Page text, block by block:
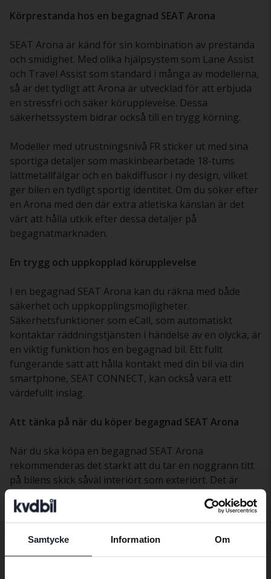
Samtycke Information Om
Körprestanda hos en begagnad SEAT Arona
SEAT Arona är känd för sin kombination av prestanda
och smidighet. Med olika hjälpsystem som Lane Assist
och Travel Assist som standard i många av modellerna,
så är det tydligt att Arona är utvecklad för att erbjuda
en stressfri och säker körupplevelse. Dessa
säkerhetssystem bidrar också till en trygg körning.
Modeller med utrustningsnivå FR sticker ut med sina
sportiga detaljer som maskinbearbetade 18-tums
lättmetallfälgar och en bakdiffusor i ny design, vilket
ger bilen en tydligt sportig identitet. Om du söker efter
en Arona med den där extra atletiska känslan är det
värt att hålla utkik efter dessa detaljer på
begagnatmarknaden.
En trygg och uppkopplad körupplevelse
I en begagnad SEAT Arona kan du räkna med både
säkerhet och uppkopplingsmöjligheter.
Säkerhetsfunktioner som eCall, som automatiskt
kontaktar räddningstjänsten i händelse av en olycka, är
en viktig funktion hos en begagnad bil. Ett fullt
fungerande sätt att hålla kontakt med din bil via din
smartphone, SEAT CONNECT, kan också vara ett
värdefullt inslag.
Att tänka på när du köper begagnad SEAT Arona
När du ska köpa en begagnad SEAT Arona
rekommenderas det starkt att du tar en noggrann titt
på bilens skick såväl interiört som exteriört. Det är
också klokt att kontrollera bilens servicehistorik för att
vara säker på att all nödvändig underhållning har
bekymmersfri ägarupplevelse.
Preferred language